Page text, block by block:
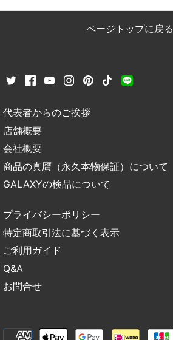
ページトップに戻る
代表者からのご挨拶
店舗概要
会社概要
商品の真贋（永久本物保証）について
GALAXYの検品について
プライバシーポリシー
特定商取引法に基づく表示
ご利用ガイド
Q&A
お問合せ